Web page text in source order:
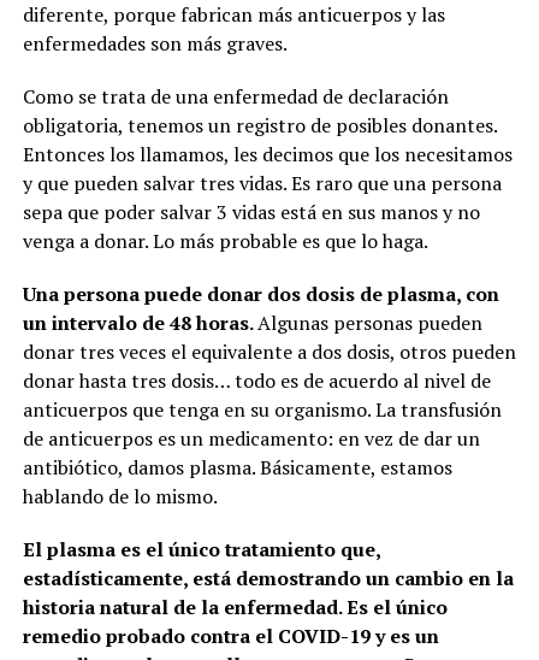
diferente, porque fabrican más anticuerpos y las
enfermedades son más graves.
Como se trata de una enfermedad de declaración
obligatoria, tenemos un registro de posibles donantes.
Entonces los llamamos, les decimos que los necesitamos
y que pueden salvar tres vidas. Es raro que una persona
sepa que poder salvar 3 vidas está en sus manos y no
venga a donar. Lo más probable es que lo haga.
Una persona puede donar dos dosis de plasma, con
un intervalo de 48 horas.Algunas personas pueden
donar tres veces el equivalente a dos dosis, otros pueden
donar hasta tres dosis… todo es de acuerdo al nivel de
anticuerpos que tenga en su organismo. La transfusión
de anticuerpos es un medicamento: en vez de dar un
antibiótico, damos plasma. Básicamente, estamos
hablando de lo mismo.
El plasma es el único tratamiento que,
estadísticamente, está demostrando un cambio en la
historia natural de la enfermedad. Es el único
remedio probado contra el COVID-19 y es un